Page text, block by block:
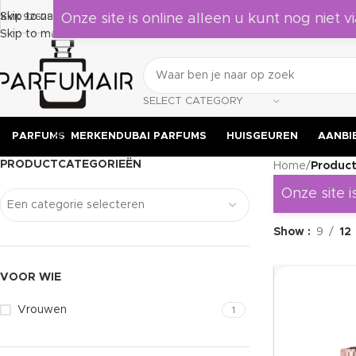
Skip to navigation
Skip to main content
KVK 92628524Laat je verrassen door deze geuren, leuk om als cadeau te
SELECT CATEGORY
PARFUMS MERKEN DUBAI PARFUMS HUISGEUREN
PRODUCTCATEGORIEËN
Een categorie selecteren
VOOR WIE
Vrouwen 1
Home/
Onze site
Show 9 12
Onze site is online alleen u kunt nog niet